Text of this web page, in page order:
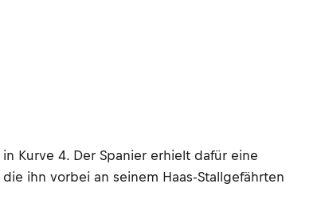
Kurve 4. Der Spanier erhielt dafür eine
ihn vorbei an seinem Haas-Stallgefährten